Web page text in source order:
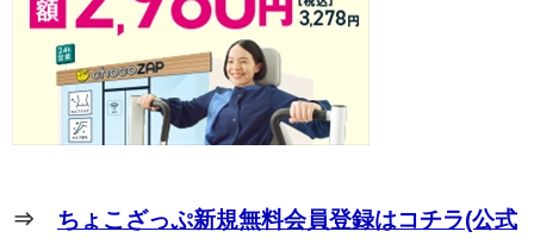
⇒ ちょこざっぷ新規無料会員登録はコチラ(公式